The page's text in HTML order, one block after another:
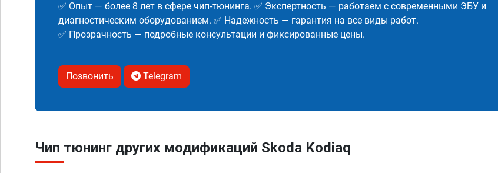
✅ Опыт — более 8 лет в сфере чип-тюнинга. ✅ Экспертность — работаем с современными ЭБУ и
диагностическим оборудованием. ✅ Надежность — гарантия на все виды работ.
✅ Прозрачность — подробные консультации и фиксированные цены.
Позвонить Telegram
Чип тюнинг других модификаций Skoda Kodiaq